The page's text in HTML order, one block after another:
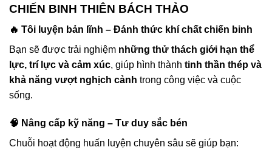
CHIẾN BINH THIÊN BÁCH THẢO
🔥 Tôi luyện bản lĩnh – Đánh thức khí chất chiến binh
Bạn sẽ được trải nghiệm những thử thách giới hạn thể
lực, trí lực và cảm xúc, giúp hình thành tinh thần thép và
khả năng vượt nghịch cảnh trong công việc và cuộc
sống.
🧠 Nâng cấp kỹ năng – Tư duy sắc bén
Chuỗi hoạt động huấn luyện chuyên sâu sẽ giúp bạn: